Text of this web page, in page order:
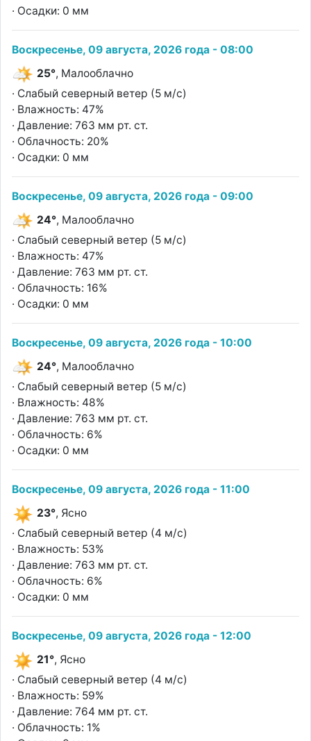
· Осадки: 0 мм
Воскресенье, 09 августа, 2026 года - 08:00
25°, Малооблачно
· Слабый северный ветер (5 м/с)
· Влажность: 47%
· Давление: 763 мм рт. ст.
· Облачность: 20%
· Осадки: 0 мм
Воскресенье, 09 августа, 2026 года - 09:00
24°, Малооблачно
· Слабый северный ветер (5 м/с)
· Влажность: 47%
· Давление: 763 мм рт. ст.
· Облачность: 16%
· Осадки: 0 мм
Воскресенье, 09 августа, 2026 года - 10:00
24°, Малооблачно
· Слабый северный ветер (5 м/с)
· Влажность: 48%
· Давление: 763 мм рт. ст.
· Облачность: 6%
· Осадки: 0 мм
Воскресенье, 09 августа, 2026 года - 11:00
23°, Ясно
· Слабый северный ветер (4 м/с)
· Влажность: 53%
· Давление: 763 мм рт. ст.
· Облачность: 6%
· Осадки: 0 мм
Воскресенье, 09 августа, 2026 года - 12:00
21°, Ясно
· Слабый северный ветер (4 м/с)
· Влажность: 59%
· Давление: 764 мм рт. ст.
· Облачность: 1%